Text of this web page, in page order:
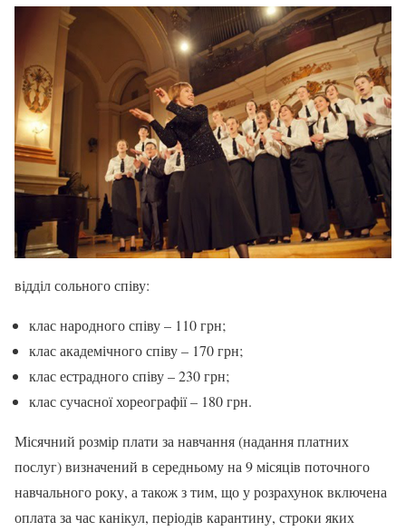
відділ сольного співу:
клас народного співу – 110 грн;
клас академічного співу – 170 грн;
клас естрадного співу – 230 грн;
клас сучасної хореографії – 180 грн.
Місячний розмір плати за навчання (надання платних
послуг) визначений в середньому на 9 місяців поточного
навчального року, а також з тим, що у розрахунок включена
оплата за час канікул, періодів карантину, строки яких